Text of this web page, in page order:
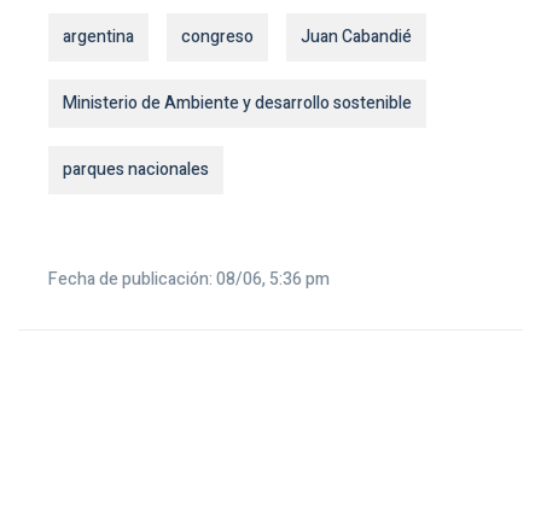
argentina congreso Juan Cabandié
Ministerio de Ambiente y desarrollo sostenible
parques nacionales
Fecha de publicación: 08/06, 5:36 pm